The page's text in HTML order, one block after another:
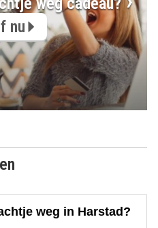
nu
weg in Harstad?